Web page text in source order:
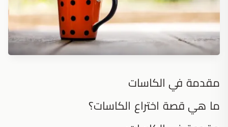
مقدمة في الكاسات
ما هي قصة اختراع الكاسات؟